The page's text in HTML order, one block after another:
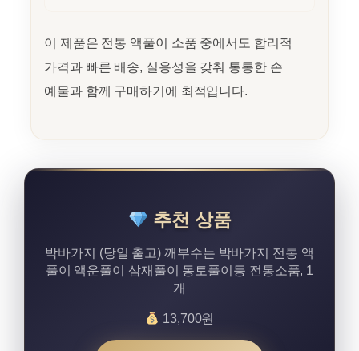
이 제품은 전통 액풀이 소품 중에서도 합리적
가격과 빠른 배송, 실용성을 갖춰 통통한 손
예물과 함께 구매하기에 최적입니다.
추천 상품
박바가지 (당일 출고) 깨부수는 박바가지 전통 액
풀이 액운풀이 삼재풀이 동토풀이등 전통소품, 1
개
13,700원